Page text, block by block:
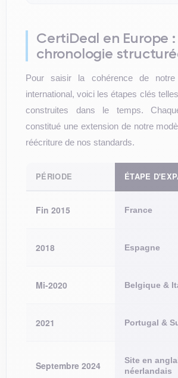
CertiDeal en Europe
chronologie
Pour saisir la cohérence de notre
international, voici les étapes clés
construites dans le temps.
constitué une extension de notre
réécriture de nos standards.
PÉRIODE ÉTAPE
Fin 2015 France
2018 Espagne
Mi-2020 Belgique &
2021 Portugal &
Septembre 2024
Site en
néerlandais